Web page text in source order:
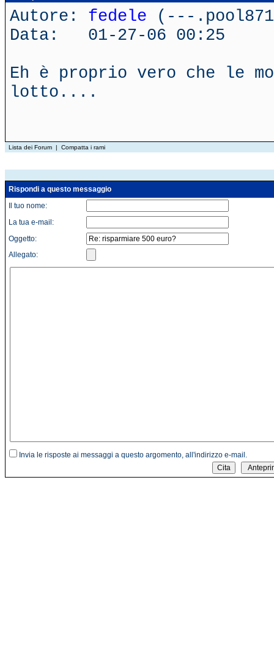
Autore: fedele (---
Data: 01-27-06 00:25
Eh è proprio vero che le
lotto....
Lista dei Forum | Compatta i rami
Rispondi a questo messaggio
Il tuo nome:
La tua e-mail:
Oggetto:
Allegato:
Invia le risposte ai messaggi a questo argomento, all'indirizzo e-mail.